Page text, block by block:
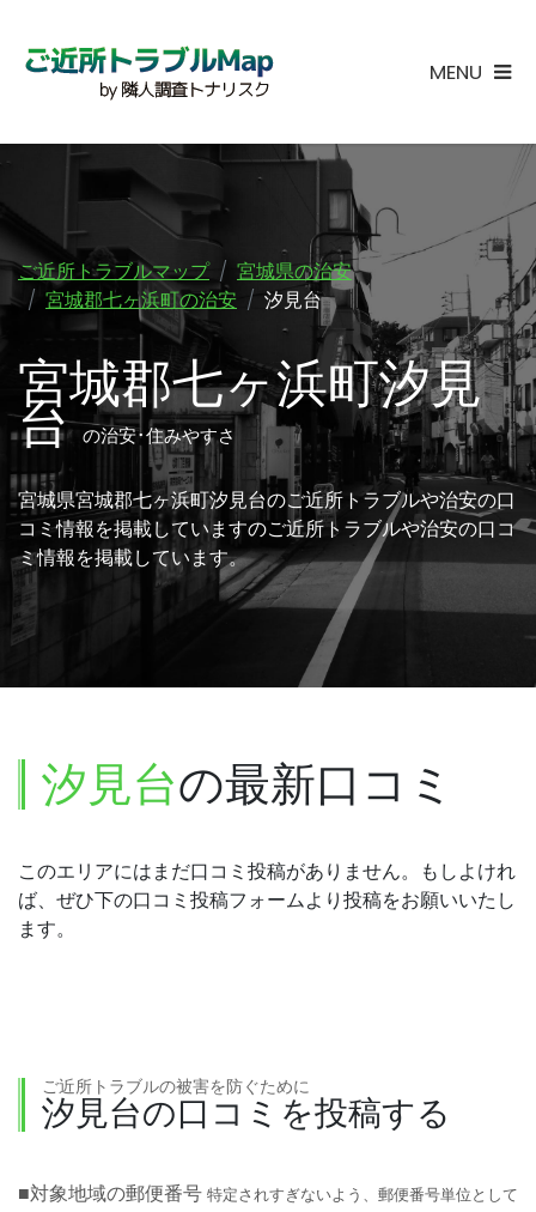
MENU
ご近所トラブルマップ
宮城県の治安
宮城郡七ヶ浜町の治安
汐見台
宮城郡七ヶ浜町汐見
台の治安･住みやすさ
宮城県宮城郡七ヶ浜町汐見台のご近所トラブルや治安の口
コミ情報を掲載していますのご近所トラブルや治安の口コ
ミ情報を掲載しています。
汐見台の最新口コミ
このエリアにはまだ口コミ投稿がありません。もしよけれ
ば、ぜひ下の口コミ投稿フォームより投稿をお願いいたし
ます。
ご近所トラブルの被害を防ぐために
汐見台の口コミを投稿する
■対象地域の郵便番号 特定されすぎないよう、郵便番号単位として